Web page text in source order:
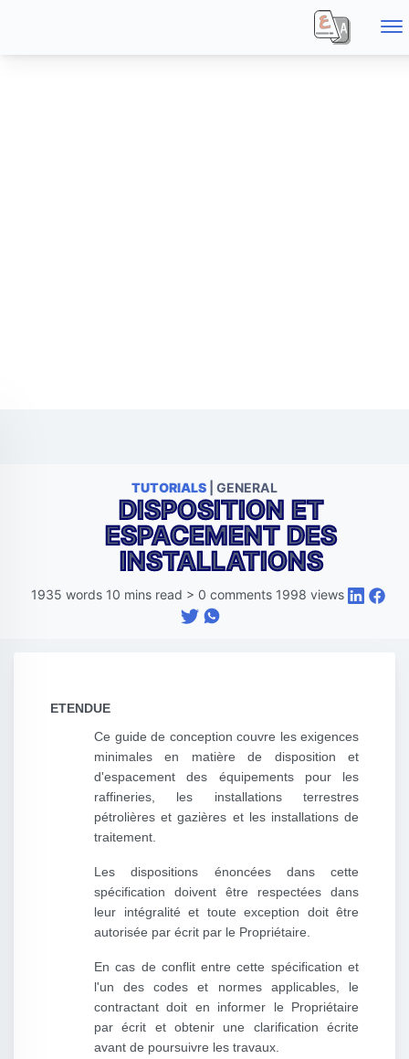
TUTORIALS | GENERAL
DISPOSITION ET
ESPACEMENT DES
INSTALLATIONS
1935 words 10 mins read > 0 comments 1998 views
ETENDUE
Ce guide de conception couvre les exigences
minimales en matière de disposition et
d'espacement des équipements pour les
raffineries, les installations terrestres
pétrolières et gazières et les installations de
traitement.
Les dispositions énoncées dans cette
spécification doivent être respectées dans
leur intégralité et toute exception doit être
autorisée par écrit par le Propriétaire.
En cas de conflit entre cette spécification et
l'un des codes et normes applicables, le
contractant doit en informer le Propriétaire
par écrit et obtenir une clarification écrite
avant de poursuivre les travaux.